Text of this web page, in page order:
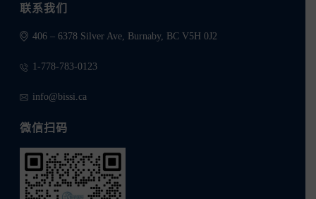
联系我们
406 – 6378 Silver Ave, Burnaby, BC V5H 0J2
1-778-783-0123
info@bissi.ca
微信扫码